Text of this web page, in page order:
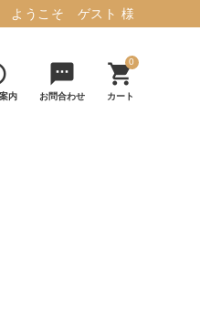
ようこそ ゲスト 様
内
sms
お問合わせ
0
shopping_cart
カート